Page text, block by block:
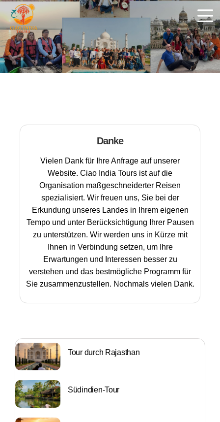
Danke
Vielen Dank für Ihre Anfrage auf unserer
Website. Ciao India Tours ist auf die
Organisation maßgeschneiderter Reisen
spezialisiert. Wir freuen uns, Sie bei der
Erkundung unseres Landes in Ihrem eigenen
Tempo und unter Berücksichtigung Ihrer Pausen
zu unterstützen. Wir werden uns in Kürze mit
Ihnen in Verbindung setzen, um Ihre
Erwartungen und Interessen besser zu
verstehen und das bestmögliche Programm für
Sie zusammenzustellen. Nochmals vielen Dank.
Tour durch Rajasthan
Südindien-Tour